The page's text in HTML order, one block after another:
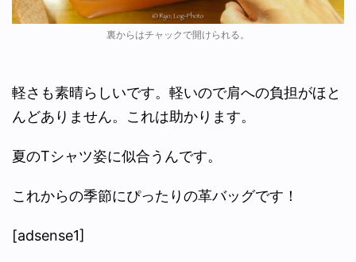
裏からはチャックで開けられる。
軽さも素晴らしいです。軽いので肩への負担がほと
んどありません。これは助かります。
夏のTシャツ姿に似合うんです。
これからの季節にぴったりの革バッグです！
[adsense1]